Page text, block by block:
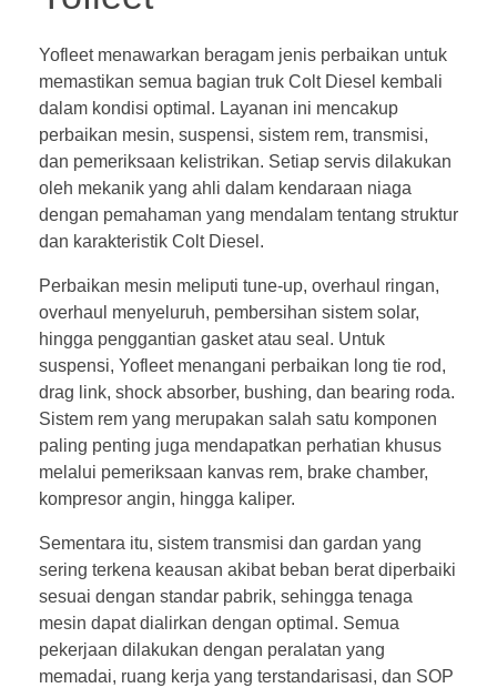
Yofleet menawarkan beragam jenis perbaikan untuk
memastikan semua bagian truk Colt Diesel kembali
dalam kondisi optimal. Layanan ini mencakup
perbaikan mesin, suspensi, sistem rem, transmisi,
dan pemeriksaan kelistrikan. Setiap servis dilakukan
oleh mekanik yang ahli dalam kendaraan niaga
dengan pemahaman yang mendalam tentang struktur
dan karakteristik Colt Diesel.
Perbaikan mesin meliputi tune-up, overhaul ringan,
overhaul menyeluruh, pembersihan sistem solar,
hingga penggantian gasket atau seal. Untuk
suspensi, Yofleet menangani perbaikan long tie rod,
drag link, shock absorber, bushing, dan bearing roda.
Sistem rem yang merupakan salah satu komponen
paling penting juga mendapatkan perhatian khusus
melalui pemeriksaan kanvas rem, brake chamber,
kompresor angin, hingga kaliper.
Sementara itu, sistem transmisi dan gardan yang
sering terkena keausan akibat beban berat diperbaiki
sesuai dengan standar pabrik, sehingga tenaga
mesin dapat dialirkan dengan optimal. Semua
pekerjaan dilakukan dengan peralatan yang
memadai, ruang kerja yang terstandarisasi, dan SOP